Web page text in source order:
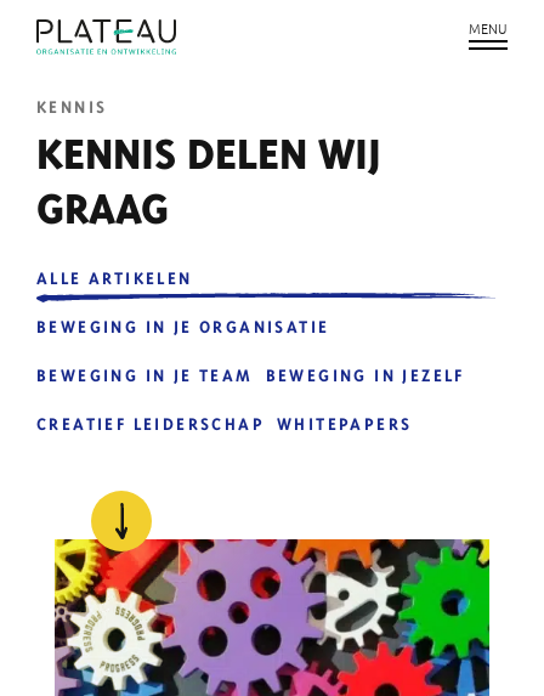
KENNIS
KENNIS DELEN WIJ
GRAAG
ALLE ARTIKELEN
BEWEGING IN JE ORGANISATIE
BEWEGING IN JE TEAM BEWEGING IN JEZELF
CREATIEF LEIDERSCHAP WHITEPAPERS